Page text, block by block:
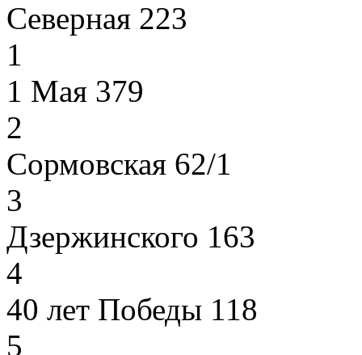
Северная 223
1
1 Мая 379
2
Сормовская 62/1
3
Дзержинского 163
4
40 лет Победы 118
5